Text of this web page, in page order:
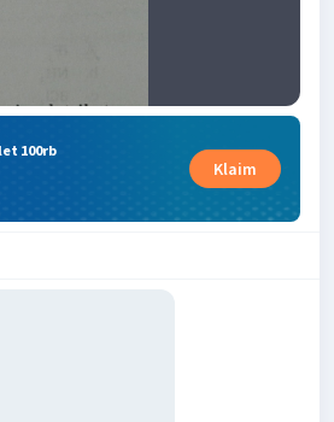
100rb
Klaim